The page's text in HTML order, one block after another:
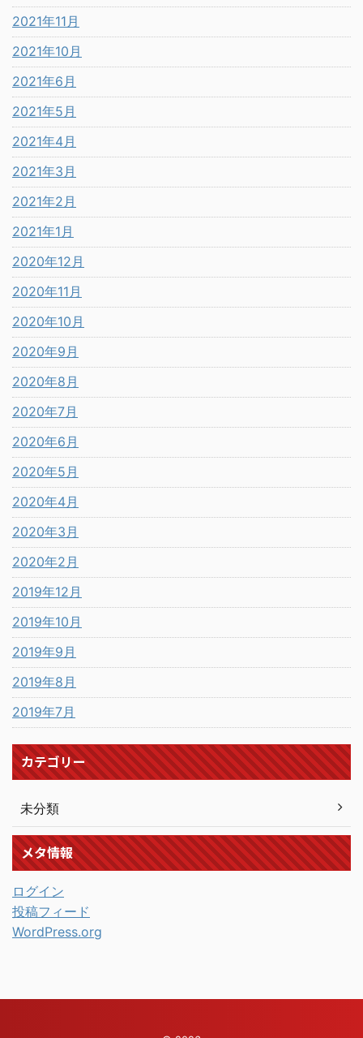
2021年11月
2021年10月
2021年6月
2021年5月
2021年4月
2021年3月
2021年2月
2021年1月
2020年12月
2020年11月
2020年10月
2020年9月
2020年8月
2020年7月
2020年6月
2020年5月
2020年4月
2020年3月
2020年2月
2019年12月
2019年10月
2019年9月
2019年8月
2019年7月
カテゴリー
未分類
メタ情報
ログイン
投稿フィード
WordPress.org